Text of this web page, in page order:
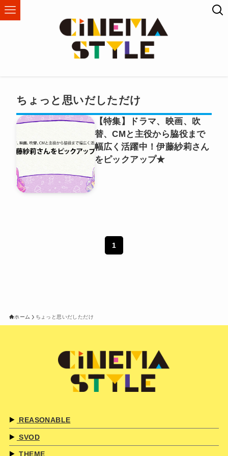
ちょっと思いだしただけ
【特集】ドラマ、映画、吹
替、CMと主役から脇役まで
幅広く活躍中！伊藤紗莉さん
をピックアップ★
1
ホーム ちょっと思いだしただけ
REASONABLE
SVOD
THEME